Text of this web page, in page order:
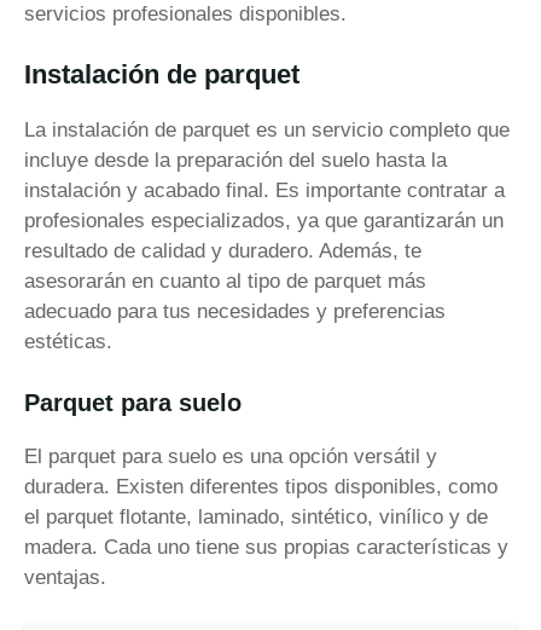
servicios profesionales disponibles.
Instalación de parquet
La instalación de parquet es un servicio completo que
incluye desde la preparación del suelo hasta la
instalación y acabado final. Es importante contratar a
profesionales especializados, ya que garantizarán un
resultado de calidad y duradero. Además, te
asesorarán en cuanto al tipo de parquet más
adecuado para tus necesidades y preferencias
estéticas.
Parquet para suelo
El parquet para suelo es una opción versátil y
duradera. Existen diferentes tipos disponibles, como
el parquet flotante, laminado, sintético, vinílico y de
madera. Cada uno tiene sus propias características y
ventajas.